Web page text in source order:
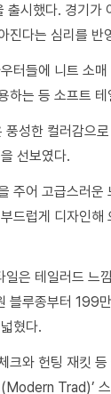
출시했다. 경기가
진다는 심리를 반
터들에 니트 소
하는 등 소프트
성한 컬러감으
선보였다.
주어 고급스러운
드럽게 디자인해
일은 테일러드 느
블루종부터 199
혔다.
크와 헌팅 재킷
(Modern Trad)’